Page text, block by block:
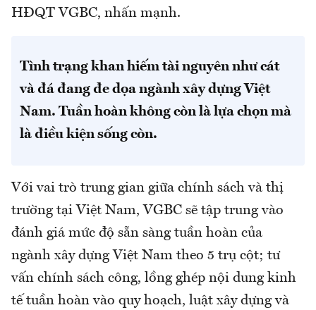
HĐQT VGBC, nhấn mạnh.
Tình trạng khan hiếm tài nguyên như cát
và đá đang đe dọa ngành xây dựng Việt
Nam. Tuần hoàn không còn là lựa chọn mà
là điều kiện sống còn.
Với vai trò trung gian giữa chính sách và thị
trường tại Việt Nam, VGBC sẽ tập trung vào
đánh giá mức độ sẵn sàng tuần hoàn của
ngành xây dựng Việt Nam theo 5 trụ cột; tư
vấn chính sách công, lồng ghép nội dung kinh
tế tuần hoàn vào quy hoạch, luật xây dựng và